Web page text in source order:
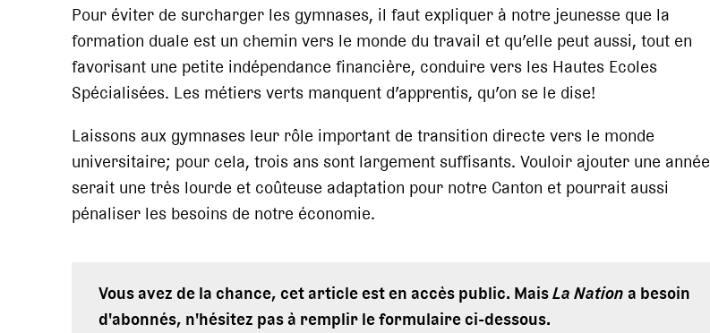
Pour éviter de surcharger les gymnases, il faut expliquer à notre jeunesse que la
formation duale est un chemin vers le monde du travail et qu’elle peut aussi, tout en
favorisant une petite indépendance financière, conduire vers les Hautes Ecoles
Spécialisées. Les métiers verts manquent d’apprentis, qu’on se le dise!
Laissons aux gymnases leur rôle important de transition directe vers le monde
universitaire; pour cela, trois ans sont largement suffisants. Vouloir ajouter une année
serait une très lourde et coûteuse adaptation pour notre Canton et pourrait aussi
pénaliser les besoins de notre économie.
Vous avez de la chance, cet article est en accès public. MaisLa Nationa besoin
d'abonnés, n'hésitez pas à remplir le formulaire ci-dessous.